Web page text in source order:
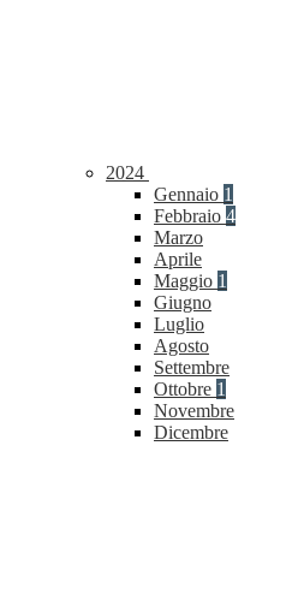
2024
Gennaio 1
Febbraio 4
Marzo
Aprile
Maggio 1
Giugno
Luglio
Agosto
Settembre
Ottobre 1
Novembre
Dicembre